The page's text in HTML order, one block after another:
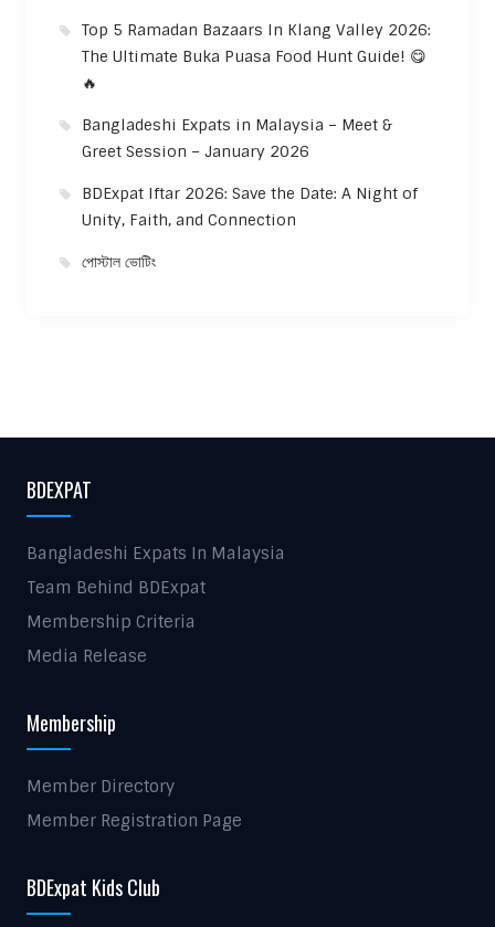
Top 5 Ramadan Bazaars In Klang Valley 2026:
The Ultimate Buka Puasa Food Hunt Guide! 😋
🔥
Bangladeshi Expats in Malaysia – Meet &
Greet Session – January 2026
BDExpat Iftar 2026: Save the Date: A Night of
Unity, Faith, and Connection
পোস্টাল ভোটিং
BDEXPAT
Bangladeshi Expats In Malaysia
Team Behind BDExpat
Membership Criteria
Media Release
Membership
Member Directory
Member Registration Page
BDExpat Kids Club